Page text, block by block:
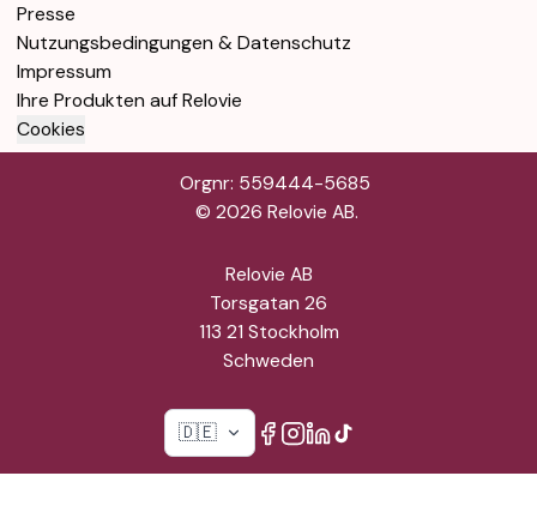
Presse
Nutzungsbedingungen & Datenschutz
Impressum
Ihre Produkten auf Relovie
Cookies
Orgnr: 559444-5685
© 2026 Relovie AB.
Relovie AB
Torsgatan 26
113 21 Stockholm
Schweden
🇩🇪